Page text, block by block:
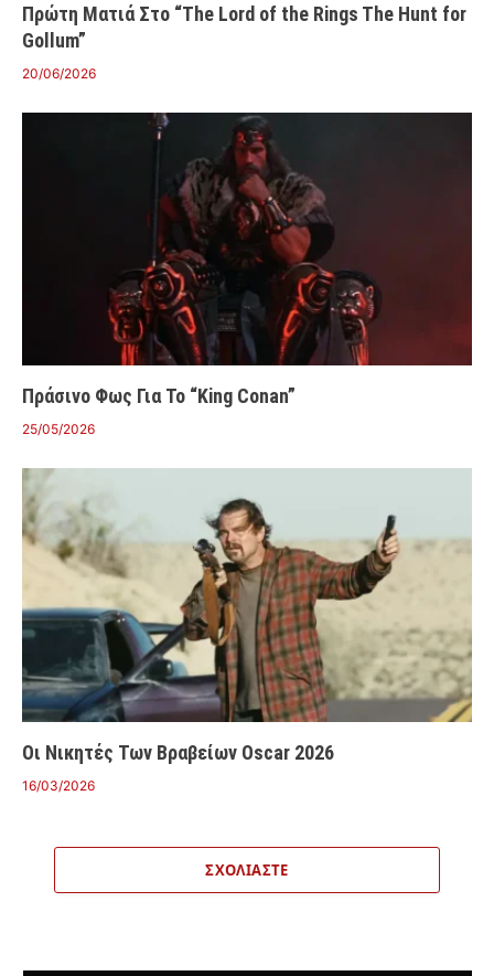
Πρώτη Ματιά Στο “The Lord of the Rings The Hunt for
Gollum”
20/06/2026
Πράσινο Φως Για Το “King Conan”
25/05/2026
Οι Νικητές Των Βραβείων Oscar 2026
16/03/2026
ΣΧΟΛΙΆΣΤΕ